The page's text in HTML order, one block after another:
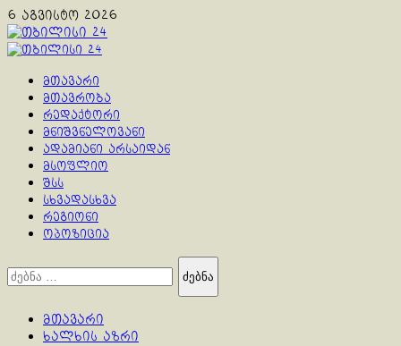
Skip
to
content
6 აგვისტო 2026
Primary
მთავარი
მთავრობა
რედაქტორი
მნიშვნელოვანი
ადამიანი არსაიდან
მსოფლიო
შსს
სხვადასხვა
რეგიონი
ოპოზიცია
ძებნა:
მთავარი
ხალხის აზრი